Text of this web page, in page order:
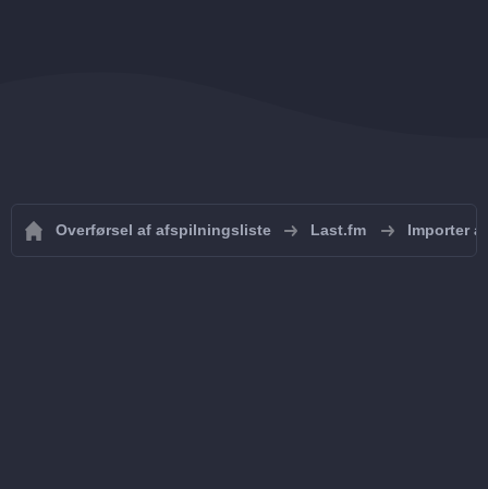
Overførsel af afspilningsliste Last.fm Importer